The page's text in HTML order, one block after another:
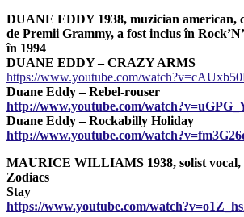
DUANE EDDY 1938, muzician american,
de Premii Grammy, a fost inclus în
în 1994
DUANE EDDY – CRAZY ARMS
https://www.youtube.com/
Duane Eddy – Rebel-rouser
http://www.youtube.com/
Duane Eddy – Rockabilly Holiday
http://www.youtube.com/
MAURICE WILLIAMS 1938, solist vocal,
Zodiacs
Stay
https://www.youtube.com/